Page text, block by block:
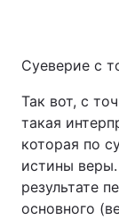
Суеверие с
Так вот, с
такая
которая по
истины
результате
основного